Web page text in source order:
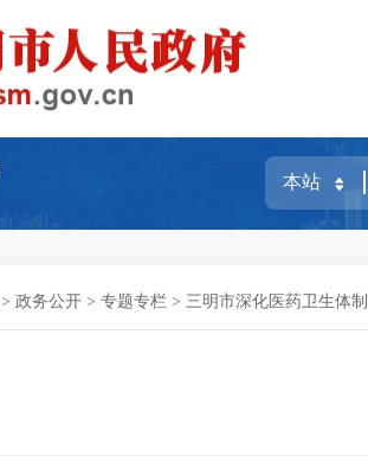
> 政务公开 > 专题专栏 > 三明市深化医药卫生体